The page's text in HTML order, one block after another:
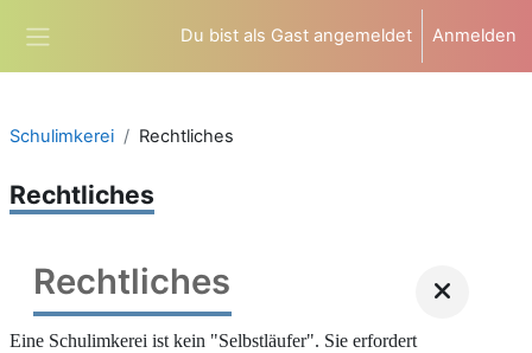
Du bist als Gast angemeldet Anmelden
Schulimkerei Rechtliches
Rechtliches
Rechtliches
Eine Schulimkerei ist kein "Selbstläufer". Sie erfordert